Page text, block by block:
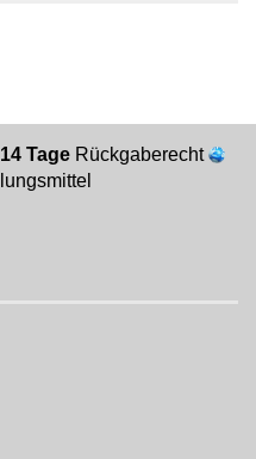
14 Tage Rückgaberecht